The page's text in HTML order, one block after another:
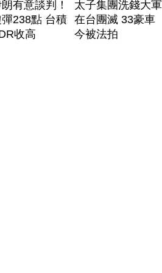
有意談判！
238點 台積
收高
太子集團洗錢大軍
在台團滅 33豪車
今被法拍